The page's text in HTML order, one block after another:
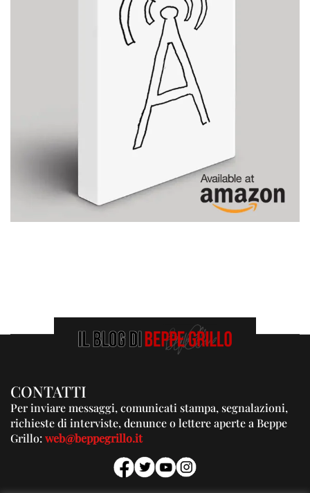
CONTATTI
Per inviare messaggi, comunicati stampa, segnalazioni,
richieste di interviste, denunce o lettere aperte a Beppe
Grillo:web@beppegrillo.it